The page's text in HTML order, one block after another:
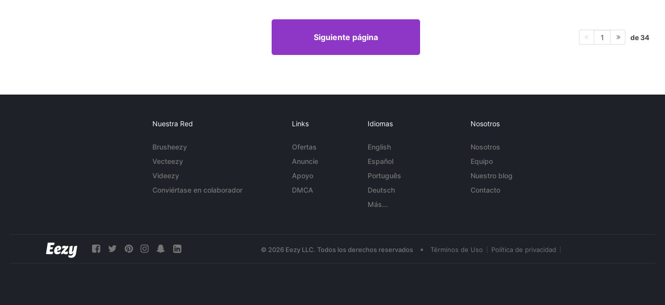
Siguiente página 1 de 34
Nuestra Red
Brusheezy
Vecteezy
Videezy
Conviértase en colaborador
Links
Ofertas
Anuncie
Apoyo
DMCA
Idiomas
English
Español
Português
Deutsch
Más...
Nosotros
Nosotros
Equipo
Nuestro blog
Contacto
© 2026 Eezy LLC. Todos los derechos reservados • Términos de Uso Política de privacidad